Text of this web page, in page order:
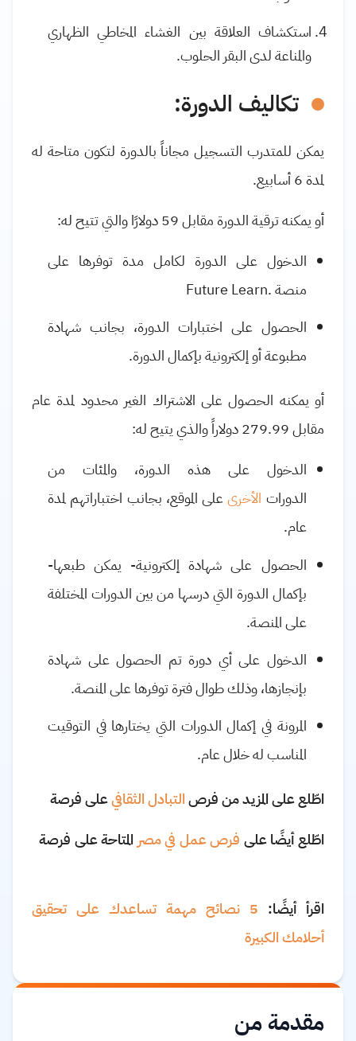
استكشاف العلاقة بين الغشاء المخاطي الظهاري
والمناعة لدى البقر الحلوب.
تكاليف الدورة:
يمكن للمتدرب التسجيل مجاناً بالدورة لتكون متاحة له
لمدة 6 أسابيع.
أو يمكنه ترقية الدورة مقابل 59 دولارًا والتي تتيح له:
الدخول على الدورة لكامل مدة توفرها على
منصةFuture Learn.
الحصول على اختبارات الدورة، بجانب شهادة
مطبوعة أو إلكترونية بإكمال الدورة.
أو يمكنه الحصول على الاشتراك الغير محدود لمدة عام
مقابل 279.99 دولاراً والذي يتيح له:
الدخول على هذه الدورة، والمئات من
الدورات الأخرى على الموقع، بجانب اختباراتهم لمدة
عام.
الحصول على شهادة إلكترونية- يمكن طبعها-
بإكمال الدورة التي درسها من بين الدورات المختلفة
على المنصة.
الدخول على أي دورة تم الحصول على شهادة
بإنجازها، وذلك طوال فترة توفرها على المنصة.
المرونة في إكمال الدورات التي يختارها في التوقيت
المناسب له خلال عام.
اطّلع على المزيد من فرصالتبادل الثقافيعلى فرصة
اطّلع أيضًا على فرص عمل في مصر المتاحة على فرصة
اقرأ أيضًا:
5 نصائح مهمة تساعدك على تحقيق
أحلامك الكبيرة
مقدمة من